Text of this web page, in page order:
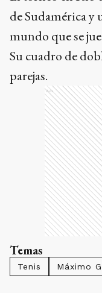
de Sudamérica y
mundo que se
Su cuadro de
parejas.
Ads
Temas
Tenis Máximo